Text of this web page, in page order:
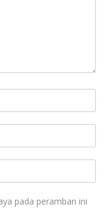
pada peramban ini